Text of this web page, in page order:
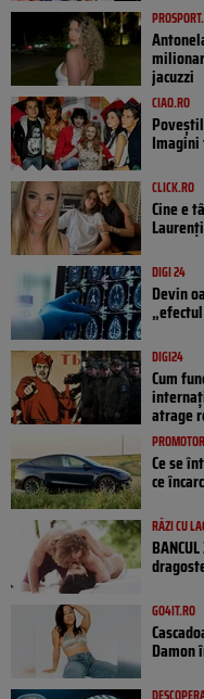
jacuzzi
CIAO.RO
Imagini
CLICK.RO
Cine e
DIGI 24
Devin
DIGI24
Cum
atrage
Ce se
ce
RÂZI CU
GO4IT.RO
Damon